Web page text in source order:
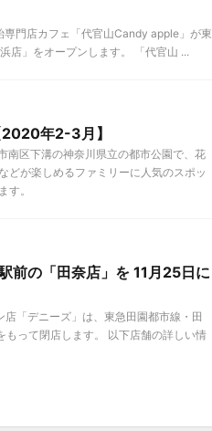
門店カフェ「代官山Candy apple」が東
店」をオープンします。 「代官山 ...
年2-3月】
南区下溝の神奈川県立の都市公園で、花
どが楽しめるファミリーに人気のスポッ
す。
前の「田奈店」を 11月25日に
「デニーズ」は、東急田園都市線・田
って閉店します。 以下店舗の詳しい情